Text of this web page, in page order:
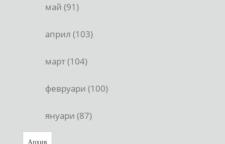
май (91)
април (103)
март (104)
февруари (100)
януари (87)
Архив